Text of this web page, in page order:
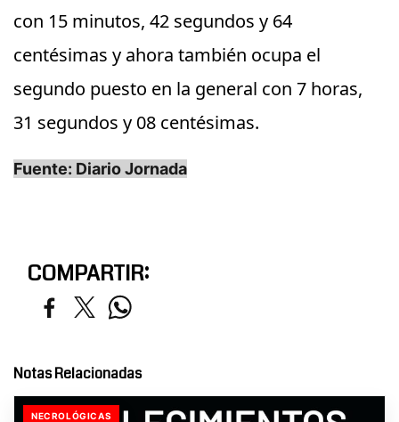
con 15 minutos, 42 segundos y 64
centésimas y ahora también ocupa el
segundo puesto en la general con 7 horas,
31 segundos y 08 centésimas.
Fuente: Diario Jornada
COMPARTIR:
Notas Relacionadas
NECROLÓGICAS